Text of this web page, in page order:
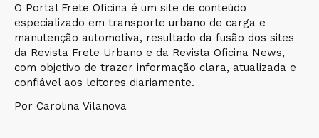
O Portal Frete Oficina é um site de conteúdo
especializado em transporte urbano de carga e
manutenção automotiva, resultado da fusão dos sites
da Revista Frete Urbano e da Revista Oficina News,
com objetivo de trazer informação clara, atualizada e
confiável aos leitores diariamente.
Por Carolina Vilanova